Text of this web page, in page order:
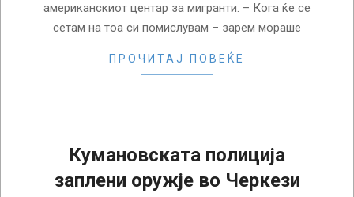
американскиот центар за мигранти. – Кога ќе се
сетам на тоа си помислувам – зарем мораше
ПРОЧИТАЈ ПОВЕЌЕ
Кумановската полиција
заплени оружје во Черкези